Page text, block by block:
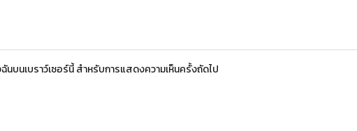
นบนเบราว์เซอร์นี้ สำหรับการแสดงความเห็นครั้งถัดไป